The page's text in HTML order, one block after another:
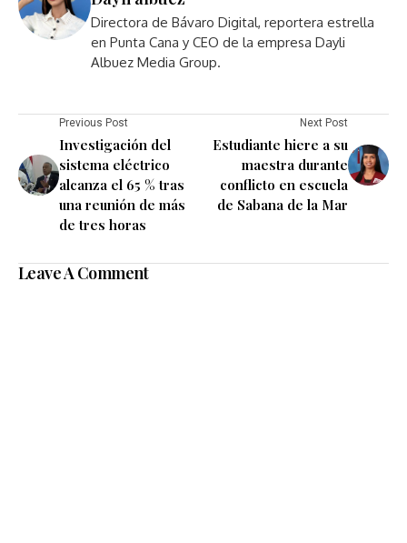
Directora de Bávaro Digital, reportera estrella
en Punta Cana y CEO de la empresa Dayli
Albuez Media Group.
Previous Post
Investigación del
sistema eléctrico
alcanza el 65 % tras
una reunión de más
de tres horas
Next Post
Estudiante hiere a su
maestra durante
conflicto en escuela
de Sabana de la Mar
Leave A Comment